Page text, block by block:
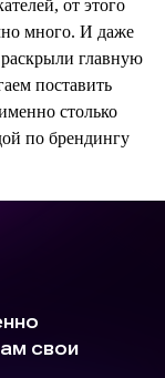
от этого
много. И даже
главную
поставить
столько
по брендингу